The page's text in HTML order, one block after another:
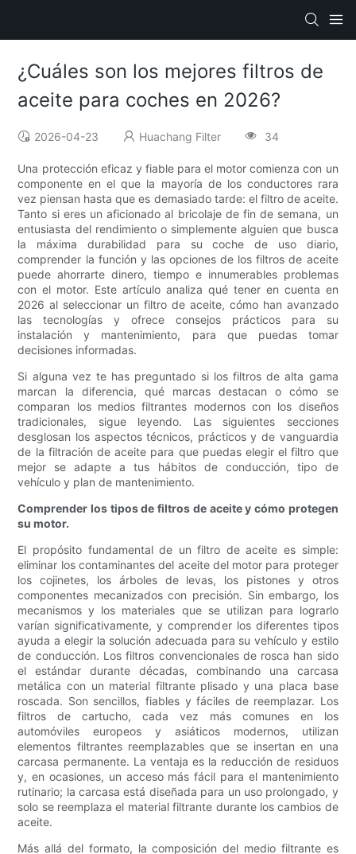
¿Cuáles son los mejores filtros de
aceite para coches en 2026?
2026-04-23 Huachang Filter 34
Una protección eficaz y fiable para el motor comienza con un
componente en el que la mayoría de los conductores rara
vez piensan hasta que es demasiado tarde: el filtro de aceite.
Tanto si eres un aficionado al bricolaje de fin de semana, un
entusiasta del rendimiento o simplemente alguien que busca
la máxima durabilidad para su coche de uso diario,
comprender la función y las opciones de los filtros de aceite
puede ahorrarte dinero, tiempo e innumerables problemas
con el motor. Este artículo analiza qué tener en cuenta en
2026 al seleccionar un filtro de aceite, cómo han avanzado
las tecnologías y ofrece consejos prácticos para su
instalación y mantenimiento, para que puedas tomar
decisiones informadas.
Si alguna vez te has preguntado si los filtros de alta gama
marcan la diferencia, qué marcas destacan o cómo se
comparan los medios filtrantes modernos con los diseños
tradicionales, sigue leyendo. Las siguientes secciones
desglosan los aspectos técnicos, prácticos y de vanguardia
de la filtración de aceite para que puedas elegir el filtro que
mejor se adapte a tus hábitos de conducción, tipo de
vehículo y plan de mantenimiento.
Comprender los tipos de filtros de aceite y cómo protegen
su motor.
El propósito fundamental de un filtro de aceite es simple:
eliminar los contaminantes del aceite del motor para proteger
los cojinetes, los árboles de levas, los pistones y otros
componentes mecanizados con precisión. Sin embargo, los
mecanismos y los materiales que se utilizan para lograrlo
varían significativamente, y comprender los diferentes tipos
ayuda a elegir la solución adecuada para su vehículo y estilo
de conducción. Los filtros convencionales de rosca han sido
el estándar durante décadas, combinando una carcasa
metálica con un material filtrante plisado y una placa base
roscada. Son sencillos, fiables y fáciles de reemplazar. Los
filtros de cartucho, cada vez más comunes en los
automóviles europeos y asiáticos modernos, utilizan
elementos filtrantes reemplazables que se insertan en una
carcasa permanente. La ventaja es la reducción de residuos
y, en ocasiones, un acceso más fácil para el mantenimiento
rutinario; la carcasa está diseñada para un uso prolongado, y
solo se reemplaza el material filtrante durante los cambios de
aceite.
Más allá del formato, la composición del medio filtrante es